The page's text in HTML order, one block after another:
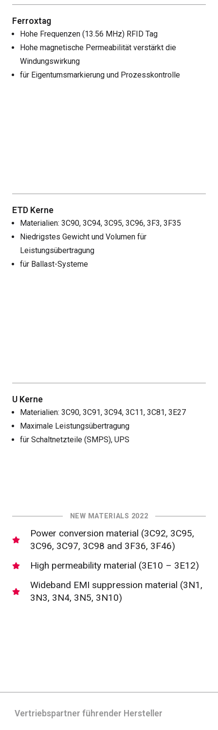
Ferroxtag
Hohe Frequenzen (13.56 MHz) RFID Tag
Hohe magnetische Permeabilität verstärkt die
Windungswirkung
für Eigentumsmarkierung und Prozesskontrolle
ETD Kerne
Materialien: 3C90, 3C94, 3C95, 3C96, 3F3, 3F35
Niedrigstes Gewicht und Volumen für
Leistungsübertragung
für Ballast-Systeme
U Kerne
Materialien: 3C90, 3C91, 3C94, 3C11, 3C81, 3E27
Maximale Leistungsübertragung
für Schaltnetzteile (SMPS), UPS
NEW MATERIALS 2022
Power conversion material (3C92, 3C95,
3C96, 3C97, 3C98 and 3F36, 3F46)
High permeability material (3E10 – 3E12)
Wideband EMI suppression material (3N1,
3N3, 3N4, 3N5, 3N10)
Vertriebspartner führender Hersteller